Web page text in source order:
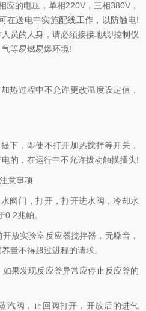
的电压，单相220V，三相380V，
在送电中实施配线工作，以防触电!
员的人身，请必须接接地线!控制仪
等易燃易爆环境!
过程中不允许更改温度设定值，
，即使不打开加热搅拌等开关，
的，在运行中不允许拔动触摸插头!
意事项
门，打开，打开进水阀，冷却水
兆帕。
实验室反应器搅拌器，无噪音，
量不得超过进程的请求。
果发现反应釜异常应停止反应釜的
阀，止回阀打开，开放后的进气